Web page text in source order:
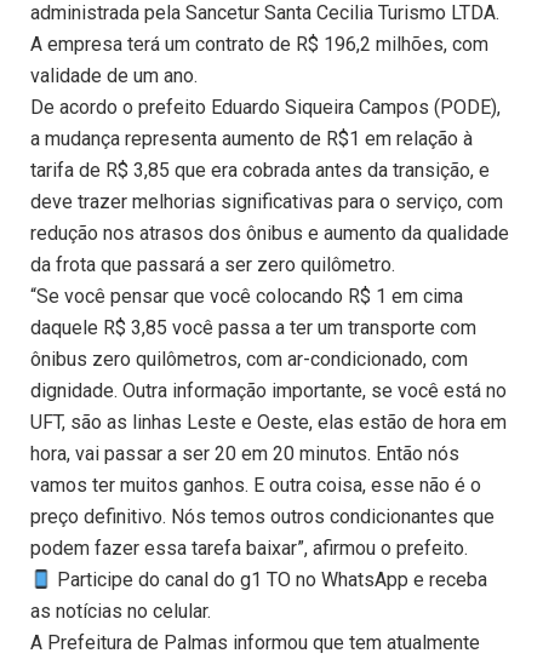
administrada pela Sancetur Santa Cecilia Turismo LTDA.
A empresa terá um contrato de R$ 196,2 milhões, com
validade de um ano.
De acordo o prefeito Eduardo Siqueira Campos (PODE),
a mudança representa aumento de R$1 em relação à
tarifa de R$ 3,85 que era cobrada antes da transição, e
deve trazer melhorias significativas para o serviço, com
redução nos atrasos dos ônibus e aumento da qualidade
da frota que passará a ser zero quilômetro.
“Se você pensar que você colocando R$ 1 em cima
daquele R$ 3,85 você passa a ter um transporte com
ônibus zero quilômetros, com ar-condicionado, com
dignidade. Outra informação importante, se você está no
UFT, são as linhas Leste e Oeste, elas estão de hora em
hora, vai passar a ser 20 em 20 minutos. Então nós
vamos ter muitos ganhos. E outra coisa, esse não é o
preço definitivo. Nós temos outros condicionantes que
podem fazer essa tarefa baixar”, afirmou o prefeito.
Participe do canal do g1 TO no WhatsApp e receba
as notícias no celular.
A Prefeitura de Palmas informou que tem atualmente